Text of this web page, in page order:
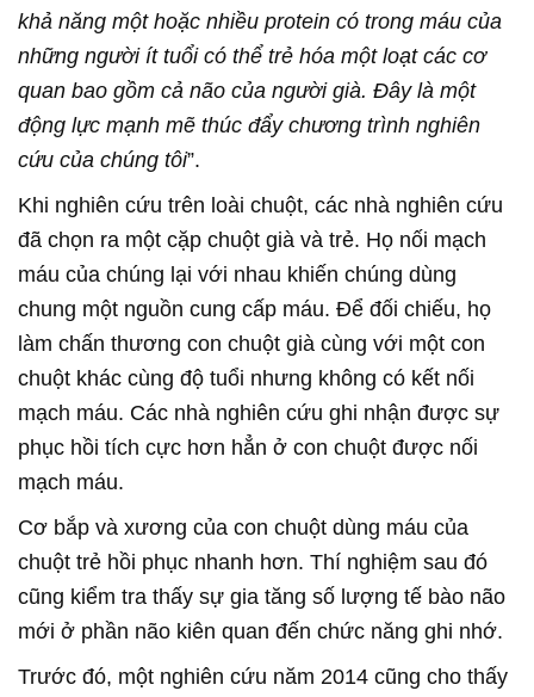
khả năng một hoặc nhiều protein có trong máu của
những người ít tuổi có thể trẻ hóa một loạt các cơ
quan bao gồm cả não của người già. Đây là một
động lực mạnh mẽ thúc đẩy chương trình nghiên
cứu của chúng tôi”.
Khi nghiên cứu trên loài chuột, các nhà nghiên cứu
đã chọn ra một cặp chuột già và trẻ. Họ nối mạch
máu của chúng lại với nhau khiến chúng dùng
chung một nguồn cung cấp máu. Để đối chiếu, họ
làm chấn thương con chuột già cùng với một con
chuột khác cùng độ tuổi nhưng không có kết nối
mạch máu. Các nhà nghiên cứu ghi nhận được sự
phục hồi tích cực hơn hẳn ở con chuột được nối
mạch máu.
Cơ bắp và xương của con chuột dùng máu của
chuột trẻ hồi phục nhanh hơn. Thí nghiệm sau đó
cũng kiểm tra thấy sự gia tăng số lượng tế bào não
mới ở phần não kiên quan đến chức năng ghi nhớ.
Trước đó, một nghiên cứu năm 2014 cũng cho thấy